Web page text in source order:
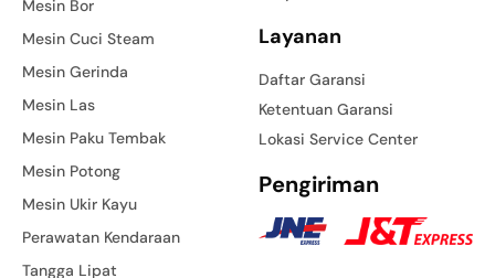
Mesin Bor
Mesin Cuci Steam
Mesin Gerinda
Mesin Las
Mesin Paku Tembak
Mesin Potong
Mesin Ukir Kayu
Perawatan Kendaraan
Tangga Lipat
Layanan
Daftar Garansi
Ketentuan Garansi
Lokasi Service Center
Pengiriman